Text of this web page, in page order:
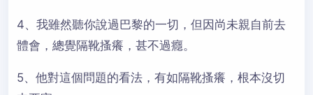
4、我雖然聽你說過巴黎的一切，但因尚未親自前去
體會，總覺隔靴搔癢，甚不過癮。
5、他對這個問題的看法，有如隔靴搔癢，根本沒切